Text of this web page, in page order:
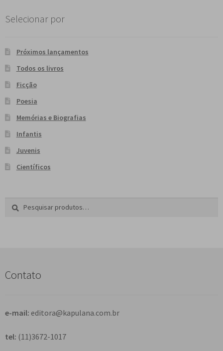
Selecionar por
Próximos lançamentos
Todos os livros
Ficção
Poesia
Memórias e Biografias
Infantis
Juvenis
Científicos
Pesquisar
a
Contato
e-mail: editora@kapulana.com.br
tel: (11)3672-1017